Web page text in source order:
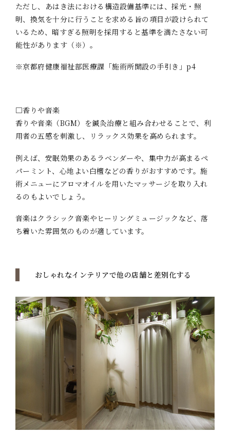
ただし、あはき法における構造設備基準には、採光・照
明、換気を十分に行うことを求める旨の項目が設けられて
いるため、暗すぎる照明を採用すると基準を満たさない可
能性があります（※）。
※京都府健康福祉部医療課「施術所開設の手引き」p4
□香りや音楽
香りや音楽（BGM）を鍼灸治療と組み合わせることで、利
用者の五感を刺激し、リラックス効果を高められます。
例えば、安眠効果のあるラベンダーや、集中力が高まるペ
パーミント、心地よい白檀などの香りがおすすめです。施
術メニューにアロマオイルを用いたマッサージを取り入れ
るのもよいでしょう。
音楽はクラシック音楽やヒーリングミュージックなど、落
ち着いた雰囲気のものが適しています。
おしゃれなインテリアで他の店舗と差別化する